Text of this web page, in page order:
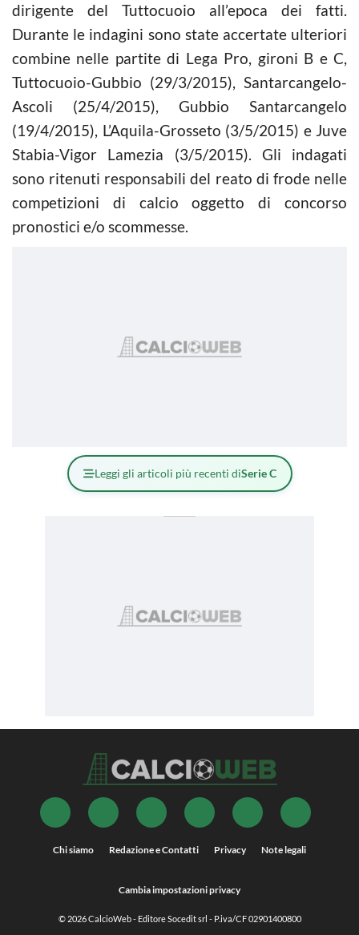
dirigente del Tuttocuoio all’epoca dei fatti.
Durante le indagini sono state accertate ulteriori
combine nelle partite di Lega Pro, gironi B e C,
Tuttocuoio-Gubbio (29/3/2015), Santarcangelo-
Ascoli (25/4/2015), Gubbio Santarcangelo
(19/4/2015), L’Aquila-Grosseto (3/5/2015) e Juve
Stabia-Vigor Lamezia (3/5/2015). Gli indagati
sono ritenuti responsabili del reato di frode nelle
competizioni di calcio oggetto di concorso
pronostici e/o scommesse.
Leggi gli articoli più recenti diSerie C
Chi siamo Redazione e Contatti Privacy Note legali
Cambia impostazioni privacy
© 2026CalcioWeb- Editore Socedit srl - P.iva/CF 02901400800